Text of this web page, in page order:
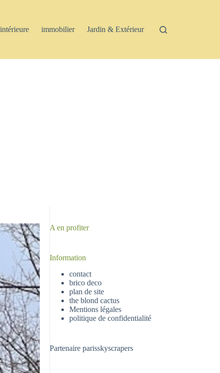
immobilier Jardin & Extérieur
A en profiter
Information
contact
brico deco
plan de site
the blond cactus
Mentions légales
politique de confidentialité
Partenaireparisskyscrapers